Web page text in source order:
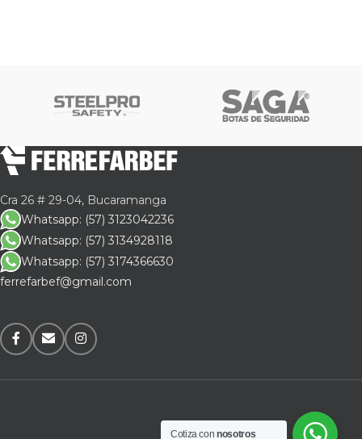
Cra 26 # 29-04, Bucaramanga
Whatsapp: (57) 3123042236
Whatsapp: (57) 3134928118
Whatsapp: (57) 3174366630
ferrefarbef@gmail.com
Cotiza connosotros